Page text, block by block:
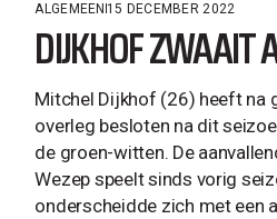
ALGEMEEN 15 DECEMBER 2022
DIJKHOF ZWAAIT
Mitchel Dijkhof (26) heeft na
overleg besloten na dit
de groen-witten. De
Wezep speelt sinds vorig
onderscheidde zich met een